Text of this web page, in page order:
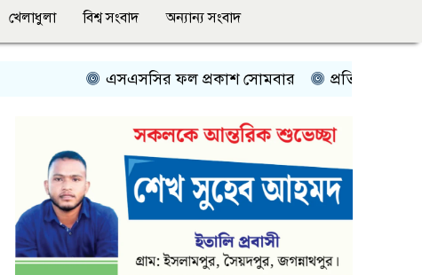
খেলাধুলা বিশ্ব সংবাদ অন্যান্য সংবাদ
এসএসসির ফল প্রকাশ সোমবার প্রতিবেশী দেশের সঙ্গে